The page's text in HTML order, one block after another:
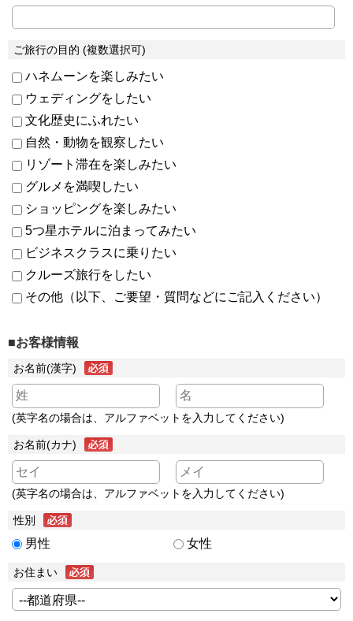
ご旅行の目的 (複数選択可)
ハネムーンを楽しみたい
ウェディングをしたい
文化歴史にふれたい
自然・動物を観察したい
リゾート滞在を楽しみたい
グルメを満喫したい
ショッピングを楽しみたい
5つ星ホテルに泊まってみたい
ビジネスクラスに乗りたい
クルーズ旅行をしたい
その他（以下、ご要望・質問などにご記入ください）
■お客様情報
お名前(漢字)
(英字名の場合は、アルファベットを入力してください)
お名前(カナ)
(英字名の場合は、アルファベットを入力してください)
性別
男性 女性
お住まい